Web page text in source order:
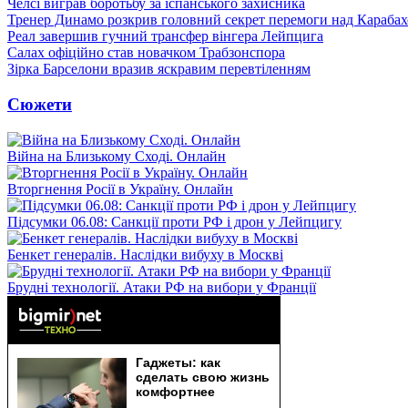
Челсі виграв боротьбу за іспанського захисника
Тренер Динамо розкрив головний секрет перемоги над
Реал завершив гучний трансфер вінгера Лейпцига
Салах офіційно став новачком Трабзонспора
Зірка Барселони вразив яскравим перевтіленням
Сюжети
Війна на Близькому Сході. Онлайн
Вторгнення Росії в Україну. Онлайн
Підсумки 06.08: Санкції проти РФ і дрон у Лейпцигу
Бенкет генералів. Наслідки вибуху в Москві
Брудні технології. Атаки РФ на вибори у Франції